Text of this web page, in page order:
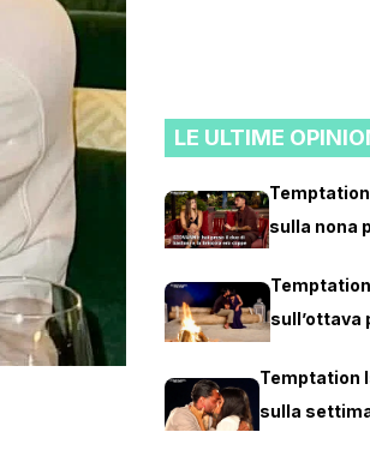
LE ULTIME
Temptation
sulla nona
Temptation
sull’ottava
Temptation
sulla